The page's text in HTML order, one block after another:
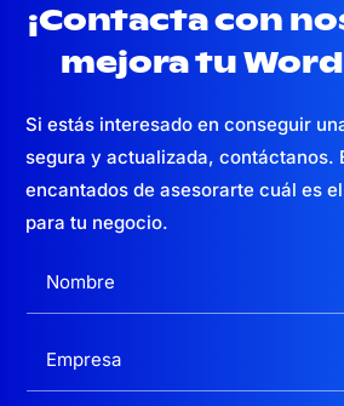
¡Contacta con
mejora tu
Si estás interesado en conseguir
segura y actualizada, contáctanos.
encantados de asesorarte cuál es
para tu negocio.